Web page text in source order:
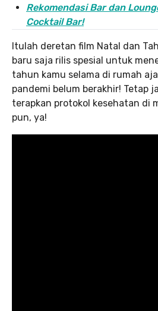
Rekomendasi Bar dan
Cocktail Bar!
Itulah deretan film Natal dan
baru saja rilis spesial untuk
tahun kamu selama di rumah
pandemi belum berakhir! Tetap
terapkan protokol kesehatan di
pun, ya!